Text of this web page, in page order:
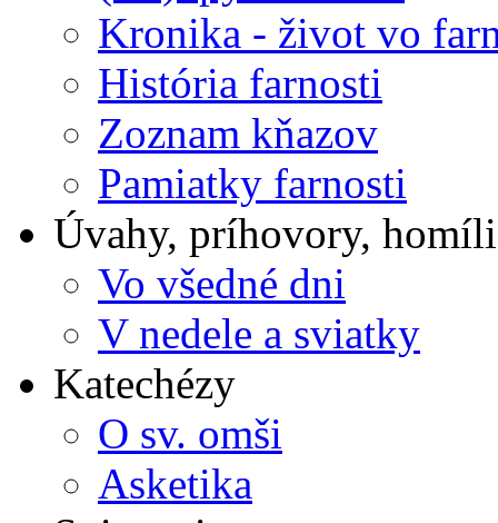
Kronika - život vo
História farnosti
Zoznam kňazov
Pamiatky farnosti
Úvahy, príhovory,
Vo všedné dni
V nedele a sviatky
Katechézy
O sv. omši
Asketika